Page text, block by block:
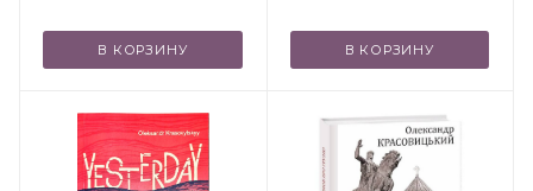
В КОРЗИНУ В КОРЗИНУ